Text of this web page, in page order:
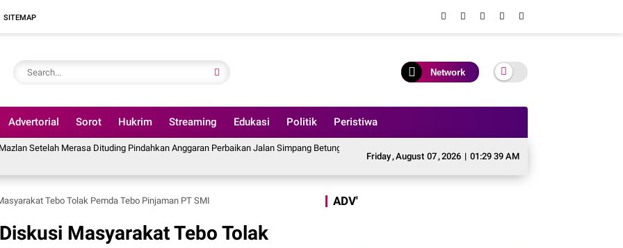
SITEMAP
Network
Advertorial Sorot Hukrim Streaming Edukasi Politik Peristiwa
Friday,August 07,2026 | 01:29 40 AM
Dituding Pindahkan Anggaran Perbaikan Jalan Simpang Betung - Pintas ke Jalan Padang Lamo
Tebo Tolak Pemda Tebo Pinjaman PT SMI
Masyarakat Tebo Tolak
ADV'